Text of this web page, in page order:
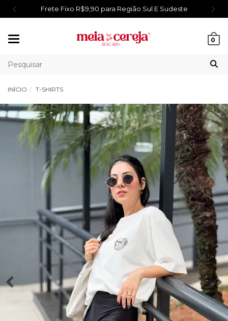
Frete Fixo R$9,90 para Região Sul E Sudeste
0
INÍCIO T-SHIRTS